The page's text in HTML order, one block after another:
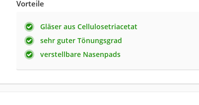
Vorteile
Gläser aus Cellulosetriacetat
sehr guter Tönungsgrad
verstellbare Nasenpads